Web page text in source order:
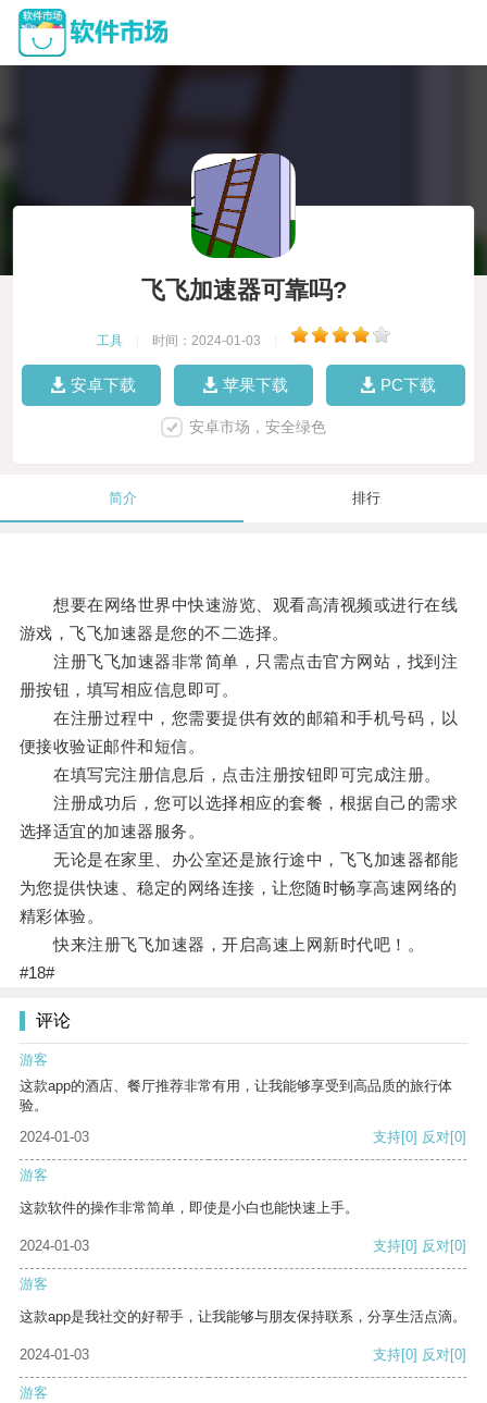
飞飞加速器可靠吗?
工具 时间：2024-01-03
安卓下载 苹果下载 PC下载
安卓市场，安全绿色
简介 排行
想要在网络世界中快速游览、观看高清视频或进行在线
游戏，飞飞加速器是您的不二选择。
注册飞飞加速器非常简单，只需点击官方网站，找到注
册按钮，填写相应信息即可。
在注册过程中，您需要提供有效的邮箱和手机号码，以
便接收验证邮件和短信。
在填写完注册信息后，点击注册按钮即可完成注册。
注册成功后，您可以选择相应的套餐，根据自己的需求
选择适宜的加速器服务。
无论是在家里、办公室还是旅行途中，飞飞加速器都能
为您提供快速、稳定的网络连接，让您随时畅享高速网络的
精彩体验。
快来注册飞飞加速器，开启高速上网新时代吧！。
#18#
评论
游客
这款app的酒店、餐厅推荐非常有用，让我能够享受到高品质的旅行体
验。
2024-01-03
支持[0] 反对[0]
游客
这款软件的操作非常简单，即使是小白也能快速上手。
2024-01-03 支持[0] 反对[0]
游客
这款app是我社交的好帮手，让我能够与朋友保持联系，分享生活点滴。
2024-01-03 支持[0] 反对[0]
游客